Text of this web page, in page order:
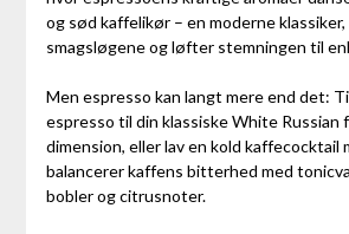
og sød kaffelikør – en moderne
smagsløgene og løfter stemningen til
Men espresso kan langt mere end det:
espresso til din klassiske White Russian
dimension, eller lav en kold kaffecocktail
balancerer kaffens bitterhed med
bobler og citrusnoter.